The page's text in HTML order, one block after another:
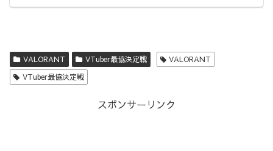
VALORANT VTuber最協決定戦
VALORANT
VTuber最協決定戦
スポンサーリンク